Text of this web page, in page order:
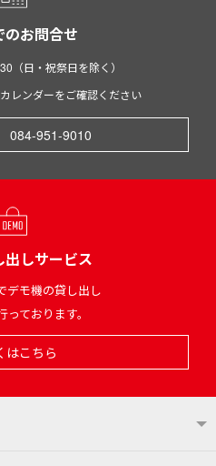
のお問合せ
（日・祝祭日を除く）
レンダーをご確認ください
084-951-9010
出しサービス
デモ機の貸し出し
ております。
はこちら